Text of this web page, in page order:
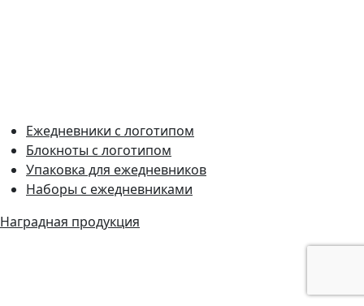
Ежедневники с логотипом
Блокноты с логотипом
Упаковка для ежедневников
Наборы с ежедневниками
Наградная продукция